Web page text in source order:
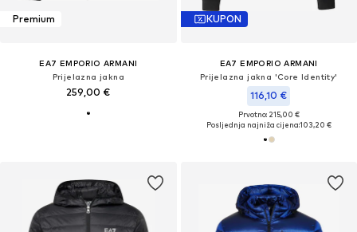
Premium
EA7 EMPORIO ARMANI
Prijelazna jakna
259,00 €
KUPON
EA7 EMPORIO ARMANI
Prijelazna jakna 'Core Identity'
116,10 €
Prvotno: 215,00 €
Posljednja najniža cijena:103,20 €